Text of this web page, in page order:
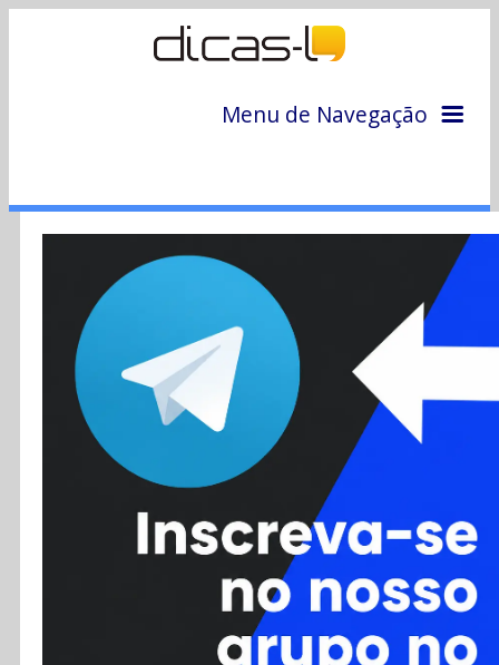
Menu de Navegação
Colunas
Colaboradores
Cursos
Enviar Dica